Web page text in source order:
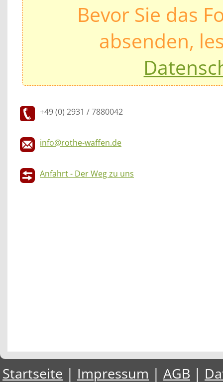
Bevor Sie das
absenden,
+49 (0) 2931 / 7880042
info@rothe-waffen.de
Anfahrt - Der Weg zu uns
Startseite | Impressum | AGB |